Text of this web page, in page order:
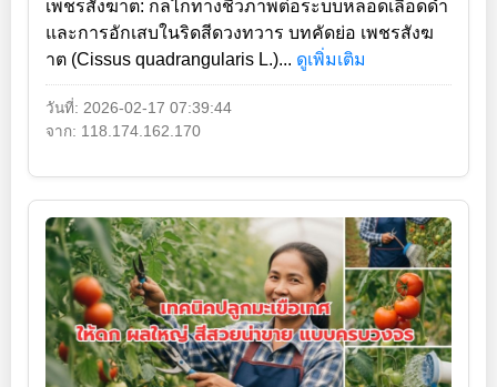
เพชรสังฆาต: กลไกทางชีวภาพต่อระบบหลอดเลือดดำ
และการอักเสบในริดสีดวงทวาร บทคัดย่อ เพชรสังฆ
าต (Cissus quadrangularis L.)... ดูเพิ่มเติม
วันที่: 2026-02-17 07:39:44
จาก: 118.174.162.170